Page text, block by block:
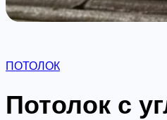
ПОТОЛОК
Потолок с